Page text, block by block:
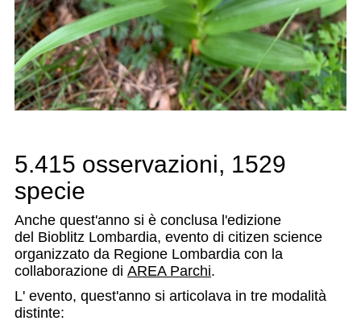
5.415 osservazioni, 1529
specie
Anche quest'anno si è conclusa l'edizione
del Bioblitz Lombardia, evento di citizen science
organizzato da Regione Lombardia con la
collaborazione di AREA Parchi.
L' evento, quest'anno si articolava in tre modalità
distinte: